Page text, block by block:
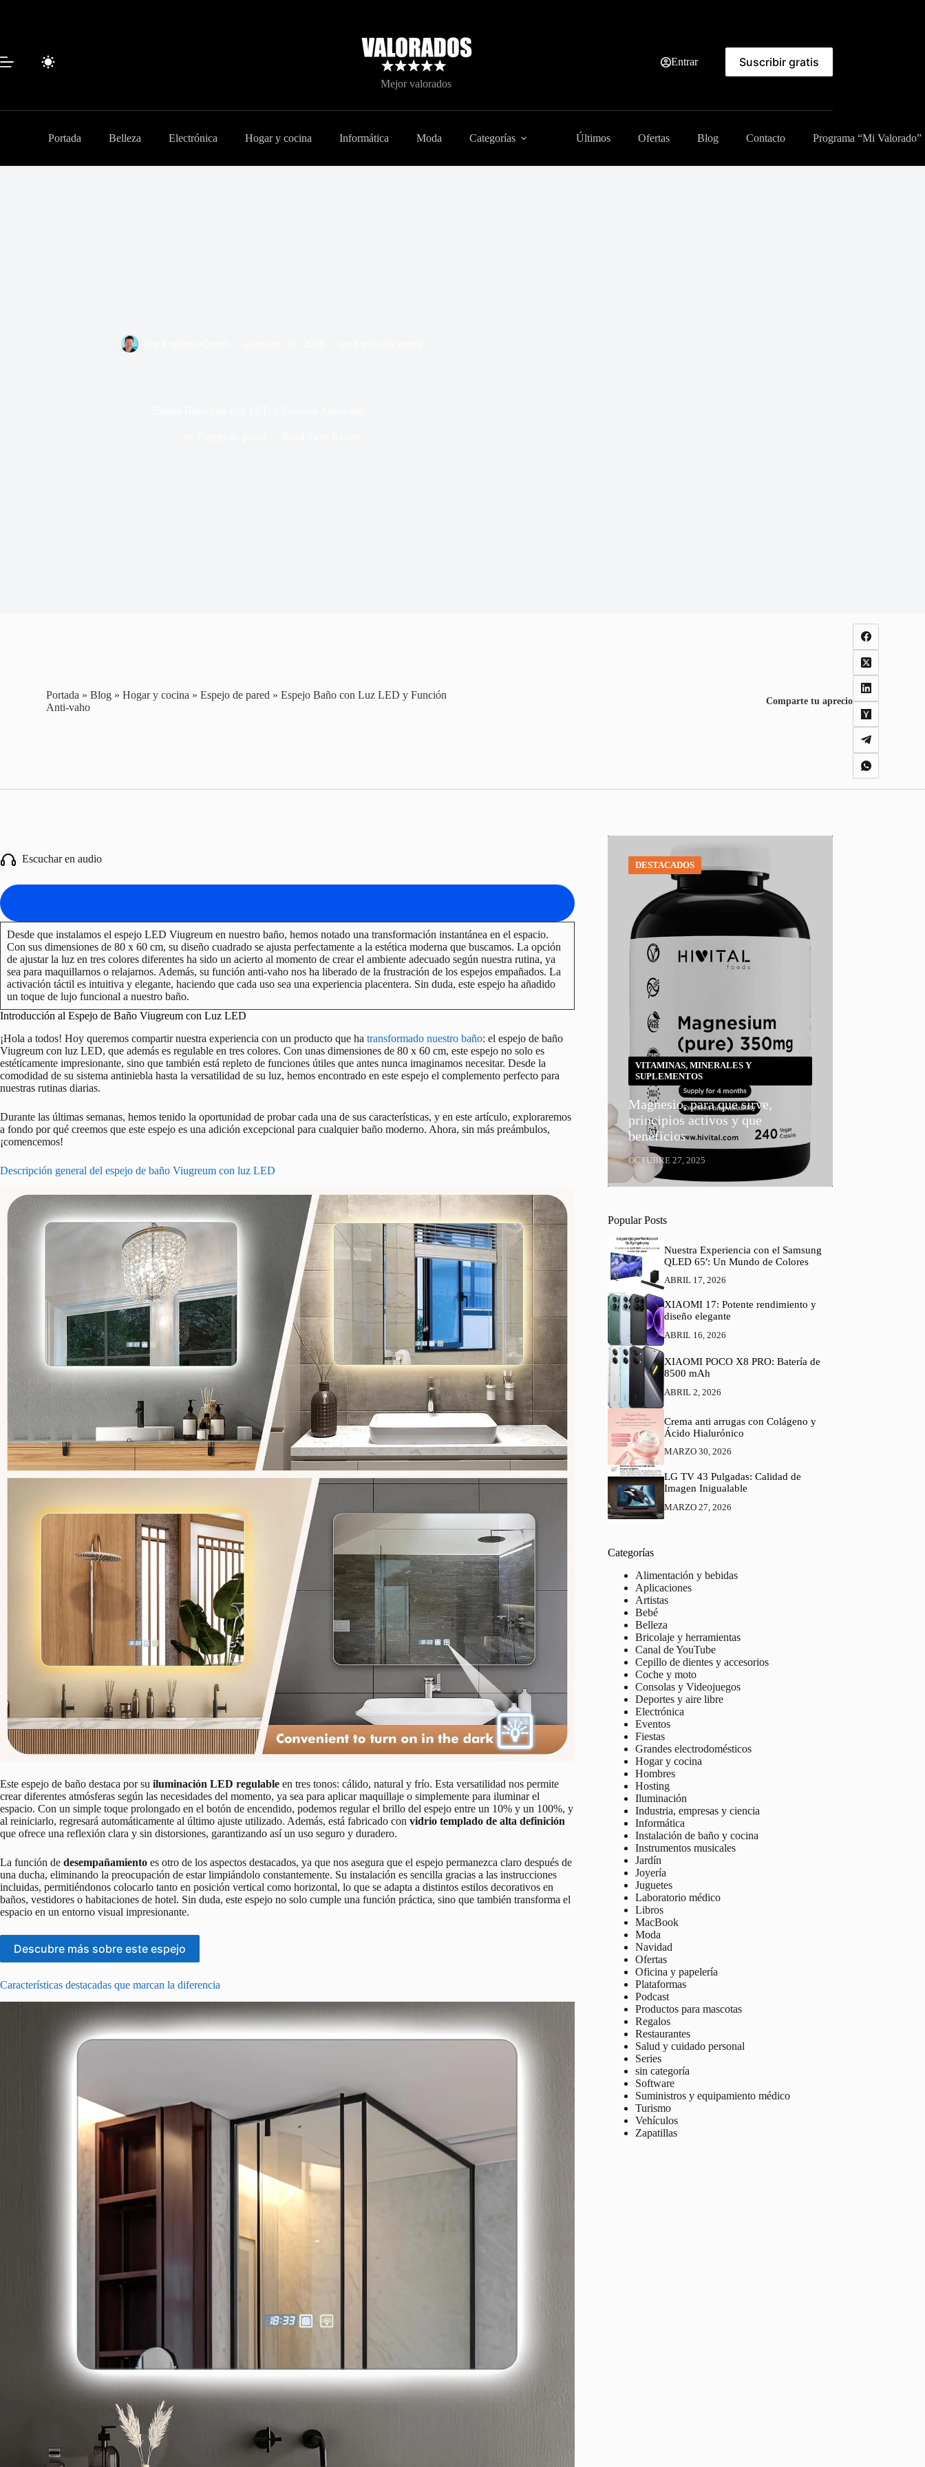
Mejor valorados
Entrar Suscribir gratis
Portada Belleza Electrónica Hogar y cocina Informática Moda Categorías Últimos Ofertas Blog Contacto Programa “Mi Valorado”
Portada »Blog »Hogar y cocina »Espejo de pared »Espejo Baño con Luz LED y Función
Anti-vaho
Comparte tu aprecio
Escuchar en audio
Desde que instalamos el espejo LED Viugreum en nuestro baño, hemos notado una transformación instantánea en el espacio.
Con sus dimensiones de 80 x 60 cm, su diseño cuadrado se ajusta perfectamente a la estética moderna que buscamos. La opción
de ajustar la luz en tres colores diferentes ha sido un acierto al momento de crear el ambiente adecuado según nuestra rutina, ya
sea para maquillarnos o relajarnos. Además, su función anti-vaho nos ha liberado de la frustración de los espejos empañados. La
activación táctil es intuitiva y elegante, haciendo que cada uso sea una experiencia placentera. Sin duda, este espejo ha añadido
un toque de lujo funcional a nuestro baño.
Introducción al Espejo de Baño Viugreum con Luz LED
¡Hola a todos! Hoy queremos compartir nuestra experiencia con un producto que ha transformado nuestro baño: el espejo de baño
Viugreum con luz LED, que además es regulable en tres colores. Con unas dimensiones de 80 x 60 cm, este espejo no solo es
estéticamente impresionante, sino que también está repleto de funciones útiles que antes nunca imaginamos necesitar. Desde la
comodidad de su sistema antiniebla hasta la versatilidad de su luz, hemos encontrado en este espejo el complemento perfecto para
nuestras rutinas diarias.
Durante las últimas semanas, hemos tenido la oportunidad de probar cada una de sus características, y en este artículo, exploraremos
a fondo por qué creemos que este espejo es una adición excepcional para cualquier baño moderno. Ahora, sin más preámbulos,
¡comencemos!
Descripción general del espejo de baño Viugreum con luz LED
Este espejo de baño destaca por su iluminación LED regulable en tres tonos: cálido, natural y frío. Esta versatilidad nos permite
crear diferentes atmósferas según las necesidades del momento, ya sea para aplicar maquillaje o simplemente para iluminar el
espacio. Con un simple toque prolongado en el botón de encendido, podemos regular el brillo del espejo entre un 10% y un 100%, y
al reiniciarlo, regresará automáticamente al último ajuste utilizado. Además, está fabricado con vidrio templado de alta definición
que ofrece una reflexión clara y sin distorsiones, garantizando así un uso seguro y duradero.
La función de desempañamiento es otro de los aspectos destacados, ya que nos asegura que el espejo permanezca claro después de
una ducha, eliminando la preocupación de estar limpiándolo constantemente. Su instalación es sencilla gracias a las instrucciones
incluidas, permitiéndonos colocarlo tanto en posición vertical como horizontal, lo que se adapta a distintos estilos decorativos en
baños, vestidores o habitaciones de hotel. Sin duda, este espejo no solo cumple una función práctica, sino que también transforma el
espacio en un entorno visual impresionante.
Descubre más sobre este espejo
Características destacadas que marcan la diferencia
DESTACADOS
VITAMINAS, MINERALES Y
SUPLEMENTOS
Magnesio, para que sirve,
principios activos y que
beneficios
OCTUBRE 27, 2025
Popular Posts
Nuestra Experiencia con el Samsung
QLED 65′: Un Mundo de Colores
ABRIL 17, 2026
XIAOMI 17: Potente rendimiento y
diseño elegante
ABRIL 16, 2026
XIAOMI POCO X8 PRO: Batería de
8500 mAh
ABRIL 2, 2026
Crema anti arrugas con Colágeno y
Ácido Hialurónico
MARZO 30, 2026
LG TV 43 Pulgadas: Calidad de
Imagen Inigualable
MARZO 27, 2026
Categorías
Alimentación y bebidas
Aplicaciones
Artistas
Bebé
Belleza
Bricolaje y herramientas
Canal de YouTube
Cepillo de dientes y accesorios
Coche y moto
Consolas y Videojuegos
Deportes y aire libre
Electrónica
Eventos
Fiestas
Grandes electrodomésticos
Hogar y cocina
Hombres
Hosting
Iluminación
Industria, empresas y ciencia
Informática
Instalación de baño y cocina
Instrumentos musicales
Jardín
Joyería
Juguetes
Laboratorio médico
Libros
MacBook
Moda
Navidad
Ofertas
Oficina y papelería
Plataformas
Podcast
Productos para mascotas
Regalos
Restaurantes
Salud y cuidado personal
Series
sin categoría
Software
Suministros y equipamiento médico
Turismo
Vehículos
Zapatillas